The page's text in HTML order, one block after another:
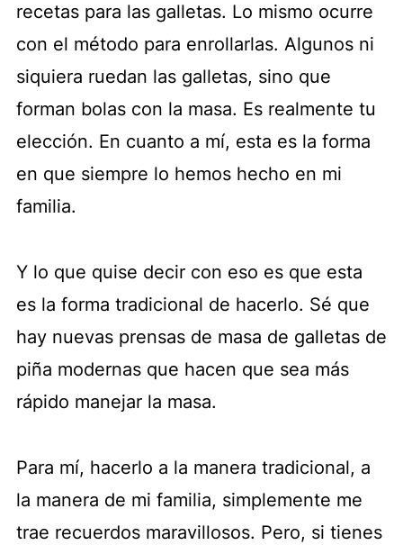
recetas para las galletas. Lo mismo ocurre
con el método para enrollarlas. Algunos ni
siquiera ruedan las galletas, sino que
forman bolas con la masa. Es realmente tu
elección. En cuanto a mí, esta es la forma
en que siempre lo hemos hecho en mi
familia.
Y lo que quise decir con eso es que esta
es la forma tradicional de hacerlo. Sé que
hay nuevas prensas de masa de galletas de
piña modernas que hacen que sea más
rápido manejar la masa.
Para mí, hacerlo a la manera tradicional, a
la manera de mi familia, simplemente me
trae recuerdos maravillosos. Pero, si tienes